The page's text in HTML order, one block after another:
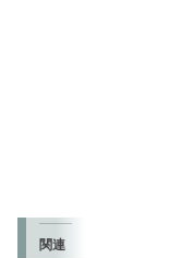
関連